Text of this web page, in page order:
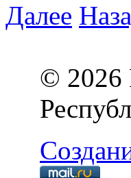
Далее
© 2026